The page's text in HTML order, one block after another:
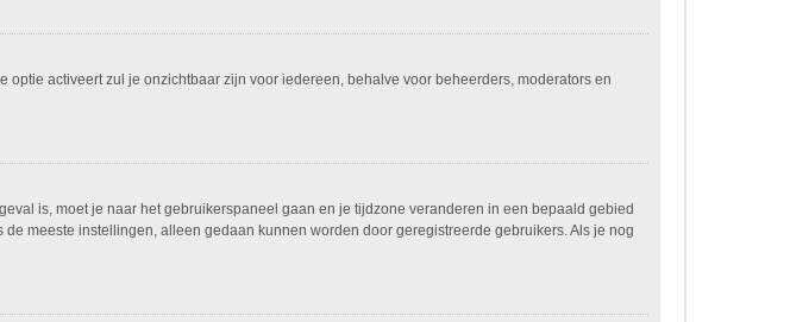
optie activeert zul je onzichtbaar zijn voor iedereen, behalve voor beheerders, moderators en
is, moet je naar het gebruikerspaneel gaan en je tijdzone veranderen in een bepaald gebied
meeste instellingen, alleen gedaan kunnen worden door geregistreerde gebruikers. Als je nog